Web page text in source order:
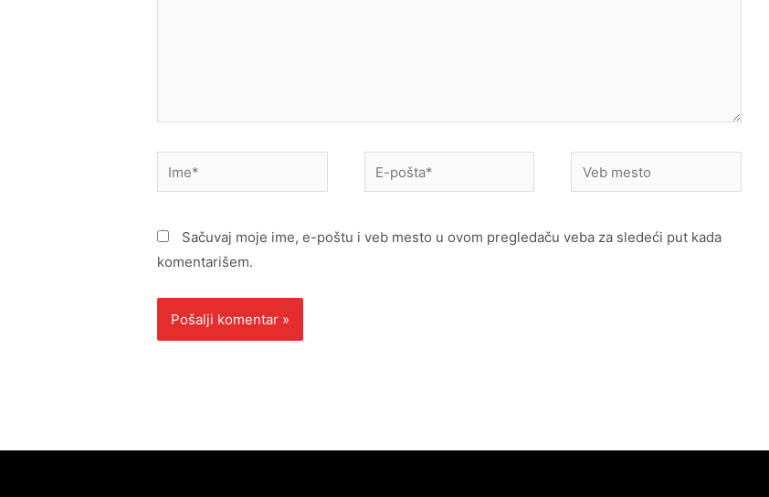
Ime*
E-
pošta*
Veb
mesto
Sačuvaj moje ime, e-poštu i veb mesto u ovom pregledaču veba za sledeći put kada
komentarišem.